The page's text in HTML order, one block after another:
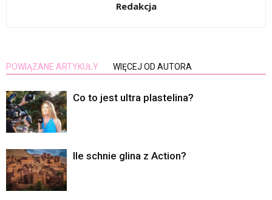
Redakcja
POWIĄZANE ARTYKUŁY WIĘCEJ OD AUTORA
Co to jest ultra plastelina?
Ile schnie glina z Action?